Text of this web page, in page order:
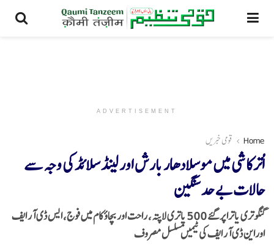
ADVERTISEMENT
Home قومی خبریں
اُترکاشی میں موسلادھار بارش اور لینڈ سلائڈ کی وجہ سے
حالات بے حد سنگین
گنگوتری یاترا پر گئے 500 یاتری لاپتہ، راحت اور بچاؤ کام میں فوج، ایس ڈی آر ایف
اوراین ڈی آر ایف کی ٹیمیں مسلسل مصروف